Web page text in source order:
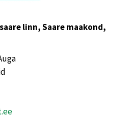
linn, Saare maakond,